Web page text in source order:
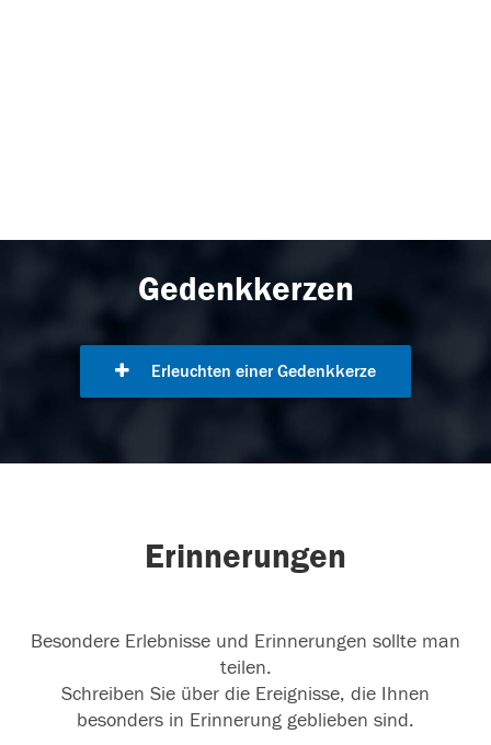
Gedenkkerzen
Erleuchten einer Gedenkkerze
Erinnerungen
Besondere Erlebnisse und Erinnerungen sollte man
teilen.
Schreiben Sie über die Ereignisse, die Ihnen
besonders in Erinnerung geblieben sind.